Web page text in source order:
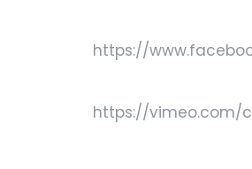
https://
https://vimeo.com/